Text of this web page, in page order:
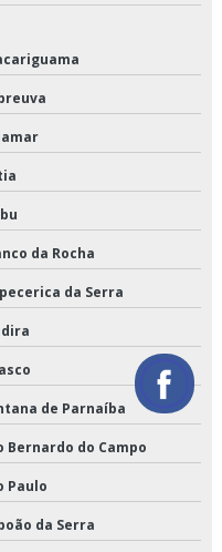
de alimentos
perecíveis
climatizados
congelados
refrigerados
da Rocha
da Serra
de Parnaíba
Bernardo do Campo
Paulo
da Serra